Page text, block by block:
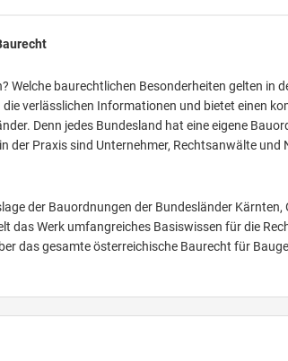
baurechtlichen Besonderheiten gelten in
verlässlichen Informationen und bietet einen
Denn jedes Bundesland hat eine eigene
der Praxis sind Unternehmer, Rechtsanwälte und
der Bauordnungen der Bundesländer Kärnten,
das Werk umfangreiches Basiswissen für die
das gesamte österreichische Baurecht für